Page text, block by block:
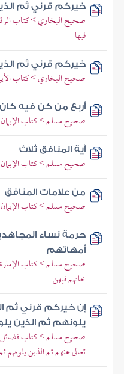
خيركم قرني ثم
صحيح البخاري > كتاب
فيها
خيركم قرني ثم
صحيح البخاري > كتاب
أربع من كن فيه
صحيح مسلم > كتاب
آية المنافق ثلاث
صحيح مسلم > كتاب
من علامات المنافق
صحيح مسلم > كتاب
حرمة نساء
أمهاتهم
صحيح مسلم > كتاب
خانهم فيهن
إن خيركم قرني ثم
يلونهم ثم الذين
صحيح مسلم > كتاب فضائل
تعالى عنهم ثم الذين يلونهم